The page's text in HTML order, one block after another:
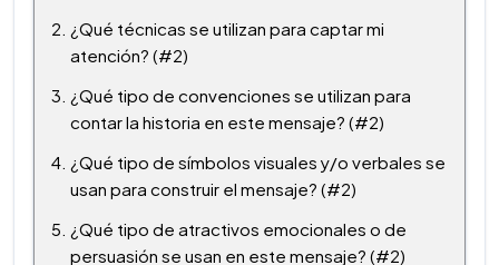
¿Qué técnicas se utilizan para captar mi
atención? (#2)
¿Qué tipo de convenciones se utilizan para
contar la historia en este mensaje? (#2)
¿Qué tipo de símbolos visuales y/o verbales se
usan para construir el mensaje? (#2)
¿Qué tipo de atractivos emocionales o de
persuasión se usan en este mensaje? (#2)